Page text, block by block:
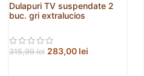
Dulapuri TV suspendate 2
buc. gri extralucios
315,99lei 283,00 lei